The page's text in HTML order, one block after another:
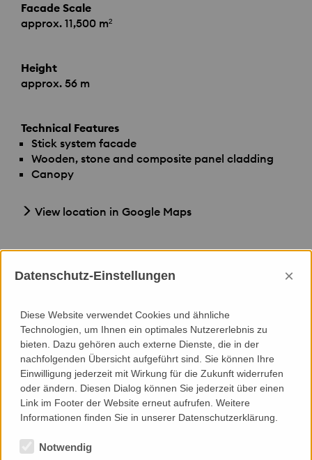
Facade Scale
approx. 11,500 m²
Height
approx. 56 m
Technical Features
Stick system facade
Wooden, stone and composite panel cladding
Canopy
View location in Google Maps
We provided
Consultancy
Design Compliance Control
Mock-Up Association
Execution Compliance Control
Datenschutz-Einstellungen ×
Diese Website verwendet Cookies und ähnliche
Technologien, um Ihnen ein optimales Nutzererlebnis zu
bieten. Dazu gehören auch externe Dienste, die in der
nachfolgenden Übersicht aufgeführt sind. Sie können Ihre
Einwilligung jederzeit mit Wirkung für die Zukunft widerrufen
oder ändern. Diesen Dialog können Sie jederzeit über einen
Link im Footer der Website erneut aufrufen. Weitere
Informationen finden Sie in unserer Datenschutzerklärung.
Notwendig